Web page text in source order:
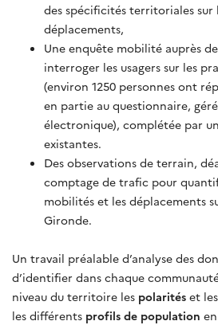
des spécificités territoriales sur
déplacements,
Une enquête mobilité auprès
interroger les usagers sur les
(environ 1250 personnes ont
en partie au questionnaire,
électronique), complétée par
existantes.
Des observations de terrain,
comptage de trafic pour
mobilités et les déplacements
Gironde.
Un travail préalable d’analyse des
d’identifier dans chaque
niveau du territoire les polarités et les
les différents profils de population